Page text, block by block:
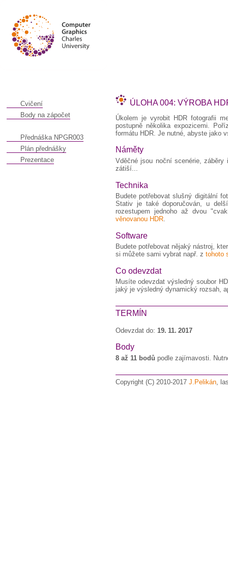
Cvičení
Body na zápočet
Přednáška NPGR003
Plán přednášky
Prezentace
ÚLOHA 004: VÝROBA
Úkolem je vyrobit HDR fotografii
postupně několika expozicemi.
formátu HDR. Je nutné, abyste jako
Náměty
Vděčné jsou noční scenérie,
zátiší...
Technika
Budete potřebovat slušný digitální
Stativ je také doporučován, u
rozestupem jednoho až dvou
věnovanou HDR.
Software
Budete potřebovat nějaký nástroj,
si můžete sami vybrat např. z tohoto
Co odevzdat
Musíte odevzdat výsledný soubor
jaký je výsledný dynamický rozsah,
TERMÍN
Odevzdat do: 19. 11. 2017
Body
8 až 11 bodů podle zajímavosti.
Copyright (C) 2010-2017 J.Pelikán,